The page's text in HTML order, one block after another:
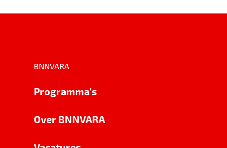
BNNVARA
Programma's
Over BNNVARA